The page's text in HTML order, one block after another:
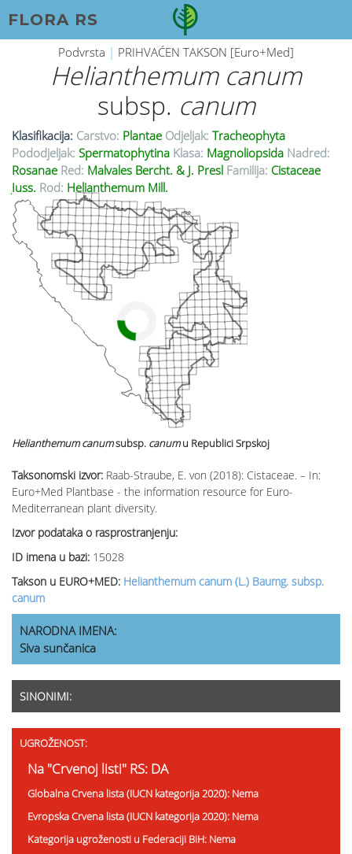
FLORA RS
Podvrsta | PRIHVAĆEN TAKSON [Euro+Med]
Helianthemum canum
subsp. canum
Klasifikacija: Carstvo: Plantae Odjeljak: Tracheophyta
Pododjeljak: Spermatophytina Klasa: Magnoliopsida Nadred:
Rosanae Red: Malvales Bercht. & J. Presl Familija: Cistaceae
Juss. Rod: Helianthemum Mill.
Taksonomski izvor: Raab-Straube, E. von (2018): Cistaceae. – In:
Euro+Med Plantbase - the information resource for Euro-
Mediterranean plant diversity.
Izvor podataka o rasprostranjenju:
ID imena u bazi: 15028
Takson u EURO+MED: Helianthemum canum (L.) Baumg. subsp.
canum
Helianthemum canumsubsp. canum u Republici Srpskoj
NARODNA IMENA:
Siva sunčanica
SINONIMI:
UGROŽENOST:
Na "Crvenoj listi" RS: DA
Globalna Crvena lista (IUCN kategorija 2020): Nema
Evropska Crvena lista (IUCN kategorija 2020): Nema
Kategorija ugroženosti u Federaciji BiH: Nema